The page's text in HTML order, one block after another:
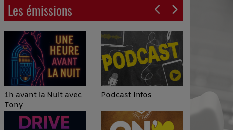
Les émissions
1h avant la Nuit avec
Tony
Podcast Infos